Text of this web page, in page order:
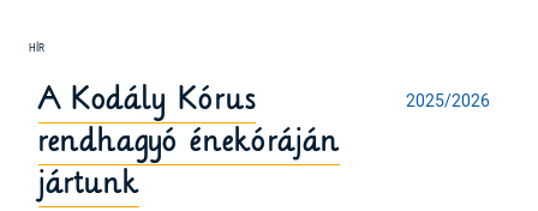
2025/2026
A Kodály Kórus
rendhagyó énekóráján
jártunk